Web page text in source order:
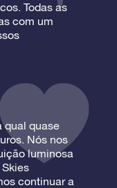
Todas as
com um
qual quase
Nós nos
luminosa
continuar a